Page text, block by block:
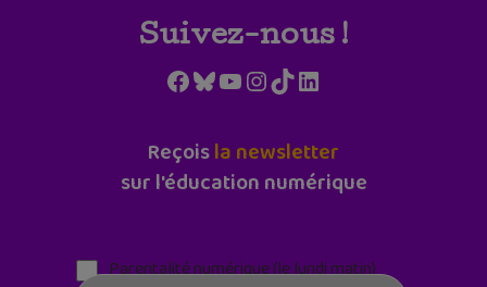
Suivez-nous !
Facebook
Bluesky
YouTube
Instagram
TikTokLinkedIn
Reçoisla newsletter
sur l'éducation numérique
Parentalité numérique (le lundi matin)